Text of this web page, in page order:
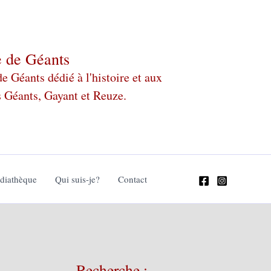
Géants
Géants dédié à l'histoire et aux
Gayant et Reuze.
Qui suis-je? Contact